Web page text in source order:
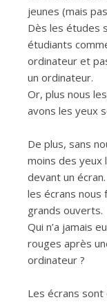
jeunes (mais
Dès les études
étudiants
ordinateur et
un ordinateur.
Or, plus nous
avons les yeux
De plus, sans
moins des yeux
devant un
les écrans
grands ouverts.
Qui n’a jamais
rouges après
ordinateur ?
Les écrans